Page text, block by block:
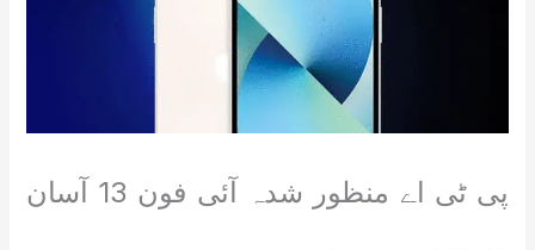
پی ٹی اے منظور شدہ آئی فون 13 آسان